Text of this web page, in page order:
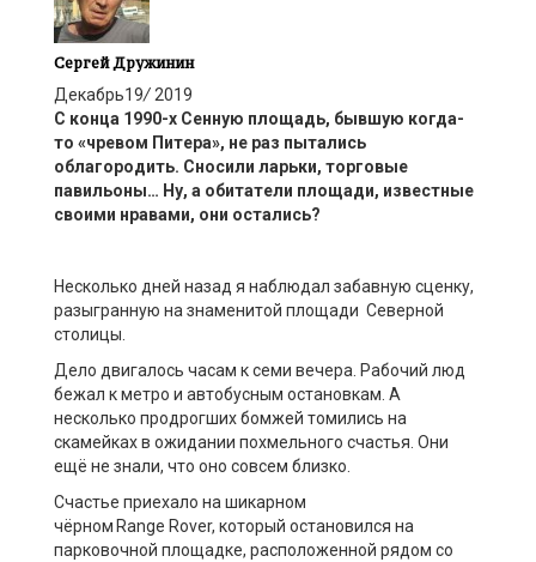
Сергей Дружинин
Декабрь19/ 2019
С конца 1990-х Сенную площадь, бывшую когда-
то «чревом П итера», не раз пытались
облагородить. Сносили ларьки, торговые
павильоны… Ну, а обитатели площади, известные
своими нравами, они остались?
Несколько дней назад я наблюдал забавную сценку,
разыгранную на знаменитой площади Северной
столицы.
Дело двигалось часам к семи вечера. Рабочий люд
бежал к метро и автобусным остановкам. А
несколько продрогших бомжей томились на
скамейках в ожидании похмельного счастья. Они
ещё не знали, что оно совсем близко.
Счастье приехало на шикарном
чёрном Range Rover, который остановился на
парковочной площадке, расположенной рядом со